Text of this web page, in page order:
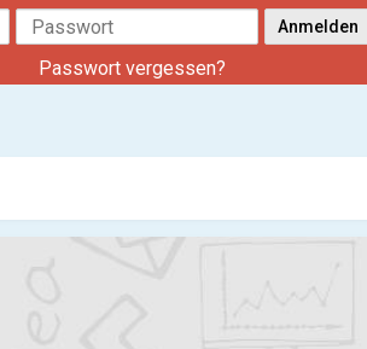
Passwort vergessen?